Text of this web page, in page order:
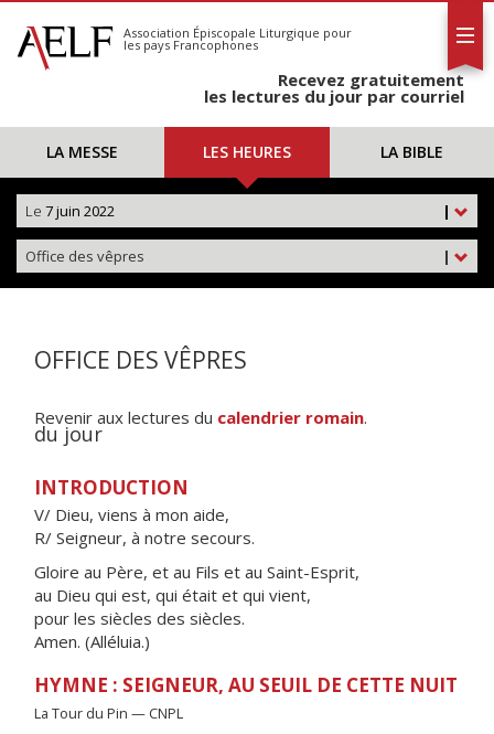
S'abonner
Calendrier
Association Épiscopale Liturgique pour
les pays Francophones
Recevez gratuitement
les lectures du jour par courriel
LA MESSE LES HEURES LA BIBLE
|
Le 7 juin 2022
|
Office des vêpres
OFFICE DES VÊPRES
Revenir aux lectures du calendrier romain.
du jour
INTRODUCTION
V/ Dieu, viens à mon aide,
R/ Seigneur, à notre secours.
Gloire au Père, et au Fils et au Saint-Esprit,
au Dieu qui est, qui était et qui vient,
pour les siècles des siècles.
Amen. (Alléluia.)
HYMNE : SEIGNEUR, AU SEUIL DE CETTE NUIT
La Tour du Pin — CNPL